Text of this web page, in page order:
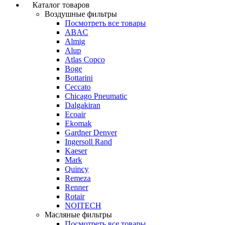
Каталог товаров
Воздушные фильтры
Посмотреть все товары
ABAC
Almig
Alup
Atlas Copco
Boge
Bottarini
Ceccato
Chicago Pneumatic
Dalgakiran
Ecoair
Ekomak
Gardner Denver
Ingersoll Rand
Kaeser
Mark
Quincy
Remeza
Renner
Rotair
NOITECH
Масляные фильтры